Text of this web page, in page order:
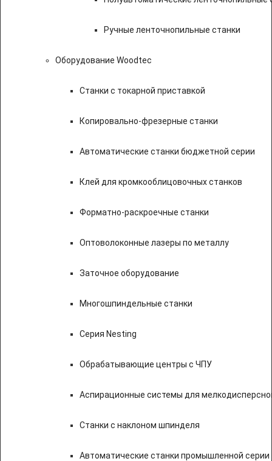
Ручные ленточнопильные станки
Оборудование Woodtec
Станки с токарной приставкой
Копировально-фрезерные станки
Автоматические станки бюджетной серии
Клей для кромкооблицовочных станков
Форматно-раскроечные станки
Оптоволоконные лазеры по металлу
Заточное оборудование
Многошпиндельные станки
Серия Nesting
Обрабатывающие центры с ЧПУ
Аспирационные системы для
Станки с наклоном шпинделя
Автоматические станки промышленной серии